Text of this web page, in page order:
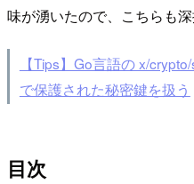
味が湧いたので、こちらも深
【Tips】Go言語の x/
で保護された秘密鍵を扱う
目次